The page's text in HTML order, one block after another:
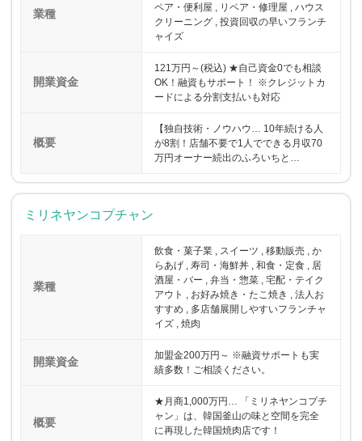
業種
ペア・便利屋 , リペア・修理屋 , ハウス
クリーニング , 投資回収の早いフランチ
ャイズ
開業資金
121万円～(税込) ★自己資金0でも相談
OK！融資もサポート！ ※クレジットカ
ードによる分割支払いも対応
概要
【独自技術・ノウハウ… 10年続ける人
が8割！店舗不要で1人でできる月収70
万円オーナー続出のふろいちと…
ミリネヤンコプチャン
業種
飲食・菓子業 , スイーツ , 移動販売 , か
らあげ , 寿司・海鮮丼 , 和食・定食 , 居
酒屋・バー , 弁当・惣菜 , 宅配・テイク
アウト , お好み焼き・たこ焼き , 法人お
すすめ , 多店舗展開しやすいフランチャ
イズ , 焼肉
開業資金
加盟金200万円～ ※融資サポートも実
績多数！ご相談ください。
概要
★月商1,000万円… 「ミリネヤンコプチ
ャン」は、韓国釜山の味と空間を完全
に再現した韓国焼肉店です！